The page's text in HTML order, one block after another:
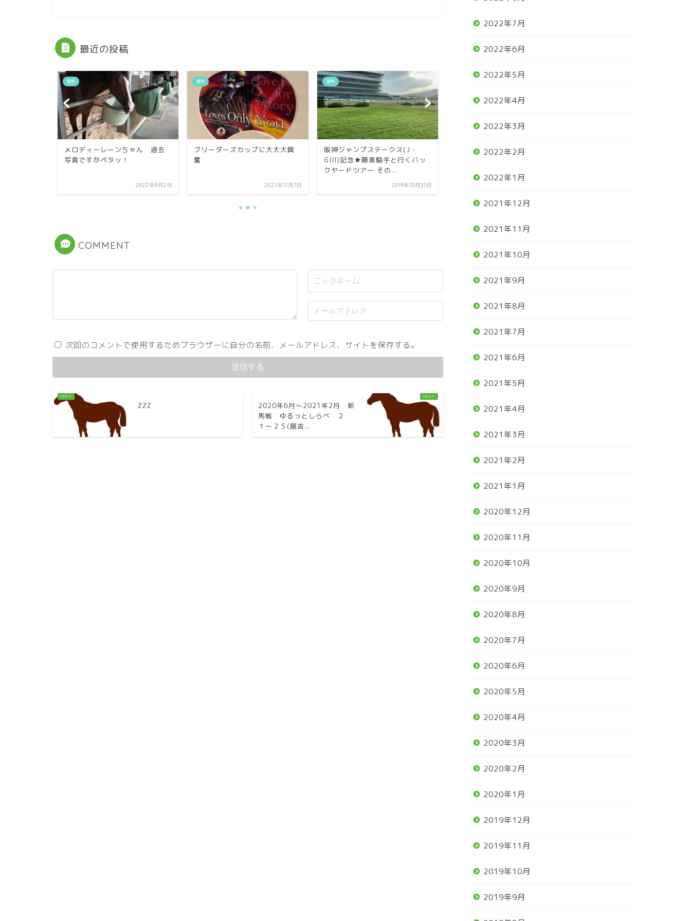
最近の投稿
競馬
メロディーレーンちゃん 過去
写真ですがペタッ！
2022年9月2日
競馬
ブリーダーズカップに大大大興
奮
2021年11月7日
競馬
阪神ジャンプステークス(J・
GIII)記念★障害騎手と行くバッ
クヤードツアー その...
2019年10月31日
メロディーレーンちゃん 過去
COMMENT
次回のコメントで使用するためブラウザーに自分の名前、メールアドレス、サイトを保存する。
ZZZ
2020年6月〜2021年2月 新
馬戦 ゆるっとしらべ ２
１〜２５(厩舎...
2022年7月
2022年6月
2022年5月
2022年4月
2022年3月
2022年2月
2022年1月
2021年12月
2021年11月
2021年10月
2021年9月
2021年8月
2021年7月
2021年6月
2021年5月
2021年4月
2021年3月
2021年2月
2021年1月
2020年12月
2020年11月
2020年10月
2020年9月
2020年8月
2020年7月
2020年6月
2020年5月
2020年4月
2020年3月
2020年2月
2020年1月
2019年12月
2019年11月
2019年10月
2019年9月